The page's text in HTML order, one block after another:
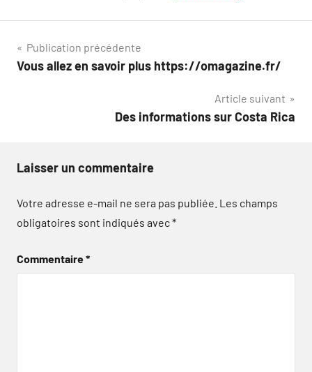
Navigation
de
Publication précédente
Vous allez en savoir plus https://omagazine.fr/
Article suivant
Des informations sur Costa Rica
Laisser un commentaire
Votre adresse e-mail ne sera pas publiée. Les champs
obligatoires sont indiqués avec*
Commentaire*